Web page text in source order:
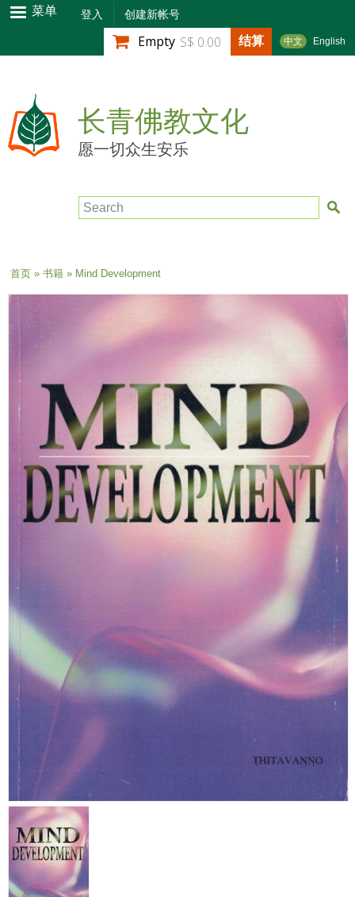
跳
转
到
内
容
菜单 登入 创建新帐号
中文 English
Empty S$ 0.00 结算
长青佛教文化
愿一切众生安乐
Search
当前位置
首页» 书籍» Mind Development